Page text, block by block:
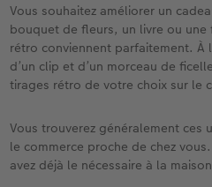
Vous souhaitez améliorer un
bouquet de fleurs, un livre ou
rétro conviennent parfaitement. À
d’un clip et d’un morceau de
tirages rétro de votre choix sur le
Vous trouverez généralement ces
le commerce proche de chez
avez déjà le nécessaire à la